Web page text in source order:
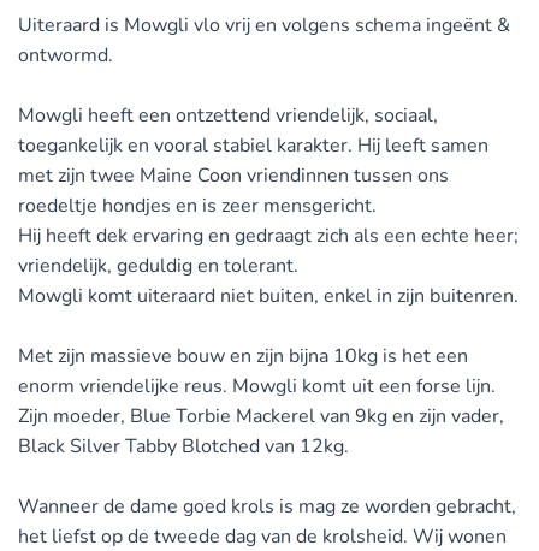
Uiteraard is Mowgli vlo vrij en volgens schema ingeënt &
ontwormd.
Mowgli heeft een ontzettend vriendelijk, sociaal,
toegankelijk en vooral stabiel karakter. Hij leeft samen
met zijn twee Maine Coon vriendinnen tussen ons
roedeltje hondjes en is zeer mensgericht.
Hij heeft dek ervaring en gedraagt zich als een echte heer;
vriendelijk, geduldig en tolerant.
Mowgli komt uiteraard niet buiten, enkel in zijn buitenren.
Met zijn massieve bouw en zijn bijna 10kg is het een
enorm vriendelijke reus. Mowgli komt uit een forse lijn.
Zijn moeder, Blue Torbie Mackerel van 9kg en zijn vader,
Black Silver Tabby Blotched van 12kg.
Wanneer de dame goed krols is mag ze worden gebracht,
het liefst op de tweede dag van de krolsheid. Wij wonen